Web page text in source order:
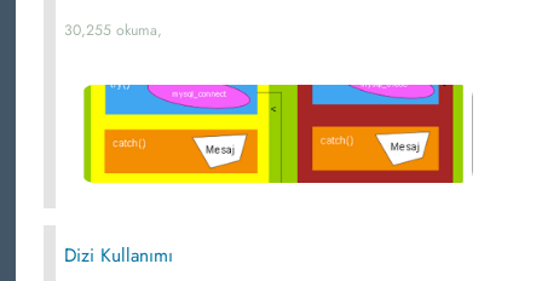
30,255 okuma,
Dizi Kullanımı